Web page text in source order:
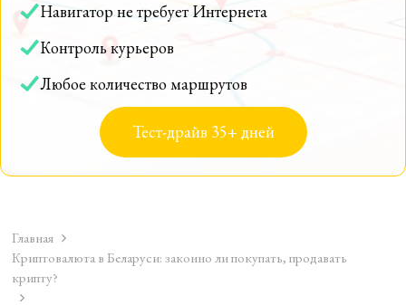
Навигатор не требует Интернета
Контроль курьеров
Любое количество маршрутов
Тест-драйв 35+ дней
Главная
Криптовалюта в Беларуси: законно ли покупать, продавать
крипту?